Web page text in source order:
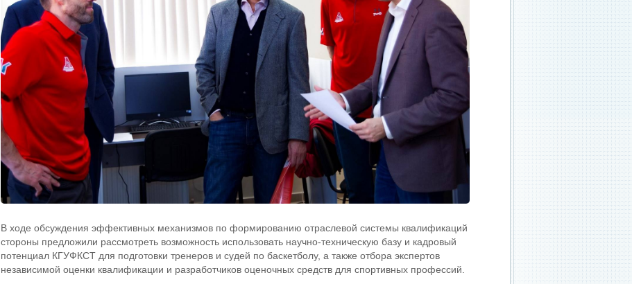
В ходе обсуждения эффективных механизмов по формированию отраслевой системы квалификаций
стороны предложили рассмотреть возможность использовать научно-техническую базу и кадровый
потенциал КГУФКСТ для подготовки тренеров и судей по баскетболу, а также отбора экспертов
независимой оценки квалификации и разработчиков оценочных средств для спортивных профессий.